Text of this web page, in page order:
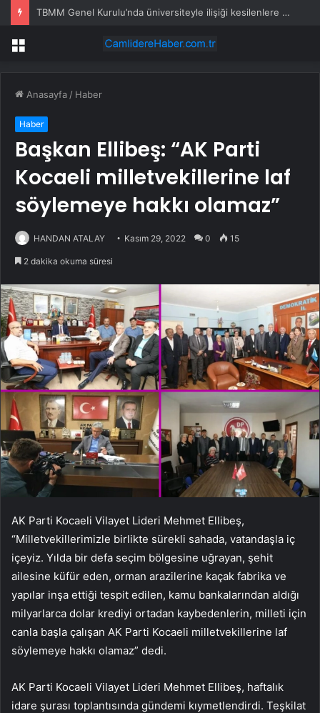
TBMM Genel Kurulu’nda üniversiteyle ilişiği kesilenlere dönüş hakkı sağlayan “öğrenci affı” maddesi kabul edildi
Menü
Anasayfa / Haber
Haber
Başkan Ellibeş: “AK Parti
Kocaeli milletvekillerine laf
söylemeye hakkı olamaz”
HANDAN ATALAY Kasım 29, 2022 0 15
2 dakika okuma süresi
AK Parti Kocaeli Vilayet Lideri Mehmet Ellibeş,
“Milletvekillerimizle birlikte sürekli sahada, vatandaşla iç
içeyiz. Yılda bir defa seçim bölgesine uğrayan, şehit
ailesine küfür eden, orman arazilerine kaçak fabrika ve
yapılar inşa ettiği tespit edilen, kamu bankalarından aldığı
milyarlarca dolar krediyi ortadan kaybedenlerin, milleti için
canla başla çalışan AK Parti Kocaeli milletvekillerine laf
söylemeye hakkı olamaz” dedi.
AK Parti Kocaeli Vilayet Lideri Mehmet Ellibeş, haftalık
idare şurası toplantısında gündemi kıymetlendirdi. Teşkilat